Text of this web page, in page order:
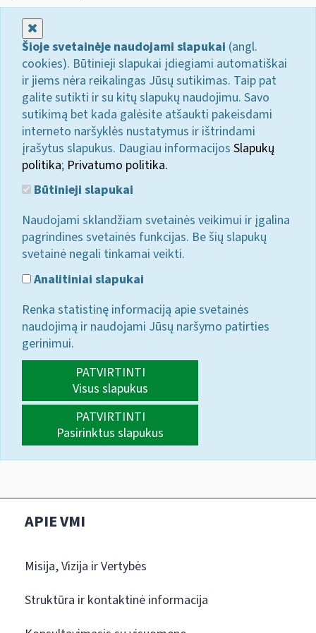
Šioje svetainėje naudojami slapukai (angl.
cookies). Būtinieji slapukai įdiegiami automatiškai
ir jiems nėra reikalingas Jūsų sutikimas. Taip pat
galite sutikti ir su kitų slapukų naudojimu. Savo
sutikimą bet kada galėsite atšaukti pakeisdami
interneto naršyklės nustatymus ir ištrindami
įrašytus slapukus. Daugiau informacijos Slapukų
politika; Privatumo politika.
Būtinieji slapukai
Naudojami sklandžiam svetainės veikimui ir įgalina
pagrindines svetainės funkcijas. Be šių slapukų
svetainė negali tinkamai veikti.
Analitiniai slapukai
Renka statistinę informaciją apie svetainės
naudojimą ir naudojami Jūsų naršymo patirties
gerinimui.
PATVIRTINTI
Visus slapukus
PATVIRTINTI
Pasirinktus slapukus
APIE VMI
Misija, Vizija ir Vertybės
Struktūra ir kontaktinė informacija